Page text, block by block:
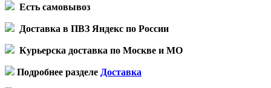
Есть самовывоз
Доставка в ПВЗ Яндекс по России
Курьерска доставка по Москве и МО
Подробнее разделе Доставка